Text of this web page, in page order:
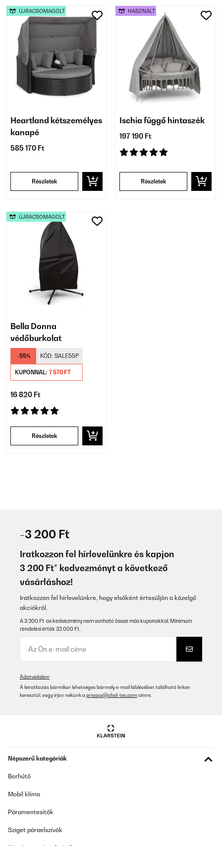
Heartland kétszemélyes
kanapé
585 170 Ft
Részletek
ÚJRACSOMAGOLT
Ischia függő hintaszék
197 190 Ft
Részletek
HASZNÁLT
Bella Donna
védőburkolat
-55% KÓD: SALE55P
KUPONNAL: 7 570 FT
16 820 Ft
Részletek
ÚJRACSOMAGOLT
-3 200 Ft
Iratkozzon fel hírlevelünkre és kapjon
3 200 Ft* kedvezményt a következő
vásárláshoz!
Iratkozzon fel hírlevelünkre, hogy elsőként értesüljön a közelgő
akciókról.
A 3 200 Ft-os kedvezmény nem vonható össze más kuponokkal. Minimum
rendelési érték 32 000 Ft.
Adatvédelem
A leiratkozás bármikor lehetséges bármely e-mail láblécében található linken
keresztül, vagy írjon nekünk a privacy@chal-tec.com címre.
Népszerű kategóriák
Borhűtő
Mobil klíma
Páramentesítők
Sziget páraelszívók